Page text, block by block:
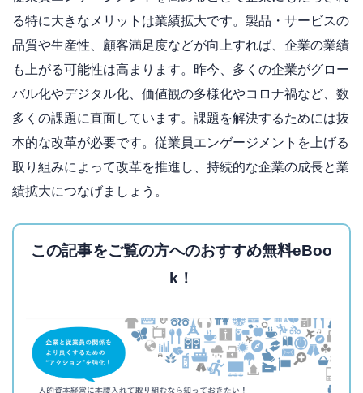
る特に大きなメリットは業績拡大です。製品・サービスの
品質や生産性、顧客満足度などが向上すれば、企業の業績
も上がる可能性は高まります。昨今、多くの企業がグロー
バル化やデジタル化、価値観の多様化やコロナ禍など、数
多くの課題に直面しています。課題を解決するためには抜
本的な改革が必要です。従業員エンゲージメントを上げる
取り組みによって改革を推進し、持続的な企業の成長と業
績拡大につなげましょう。
この記事をご覧の方へのおすすめ無料eBoo
k！